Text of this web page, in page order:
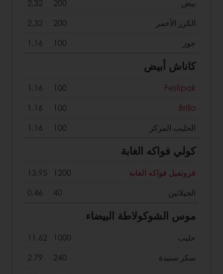
بيض 200
2,32
الكرز الأحمر
200
2,32
جوز
100
1,16
كاناش أبيض
Festipak
100
1.16
Brillo
100
1.16
الحليب المركز
100
1.16
كولي فواكه الغابة
فروتفيل فواكه الغابة 1200
13.95
الجيلاتين
40
0.46
موس الشوكولاطة البيضاء
حليب 1000
11.62
سكر سنيدة
240
2.79